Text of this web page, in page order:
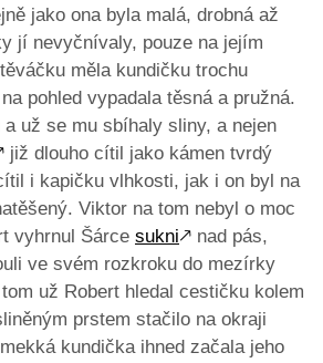
jako ona byla malá, drobná až
jí nevyčnívaly, pouze na jejím
měla kundičku trochu
pohled vypadala těsná a pružná.
a už se mu sbíhaly sliny, a nejen
již dlouho cítil jako kámen tvrdý
i kapičku vlhkosti, jak i on byl na
Viktor na tom nebyl o moc
vyhrnul Šárce sukni🡕 nad pás,
ve svém rozkroku do mezírky
už Robert hledal cestičku kolem
prstem stačilo na okraji
kundička ihned začala jeho